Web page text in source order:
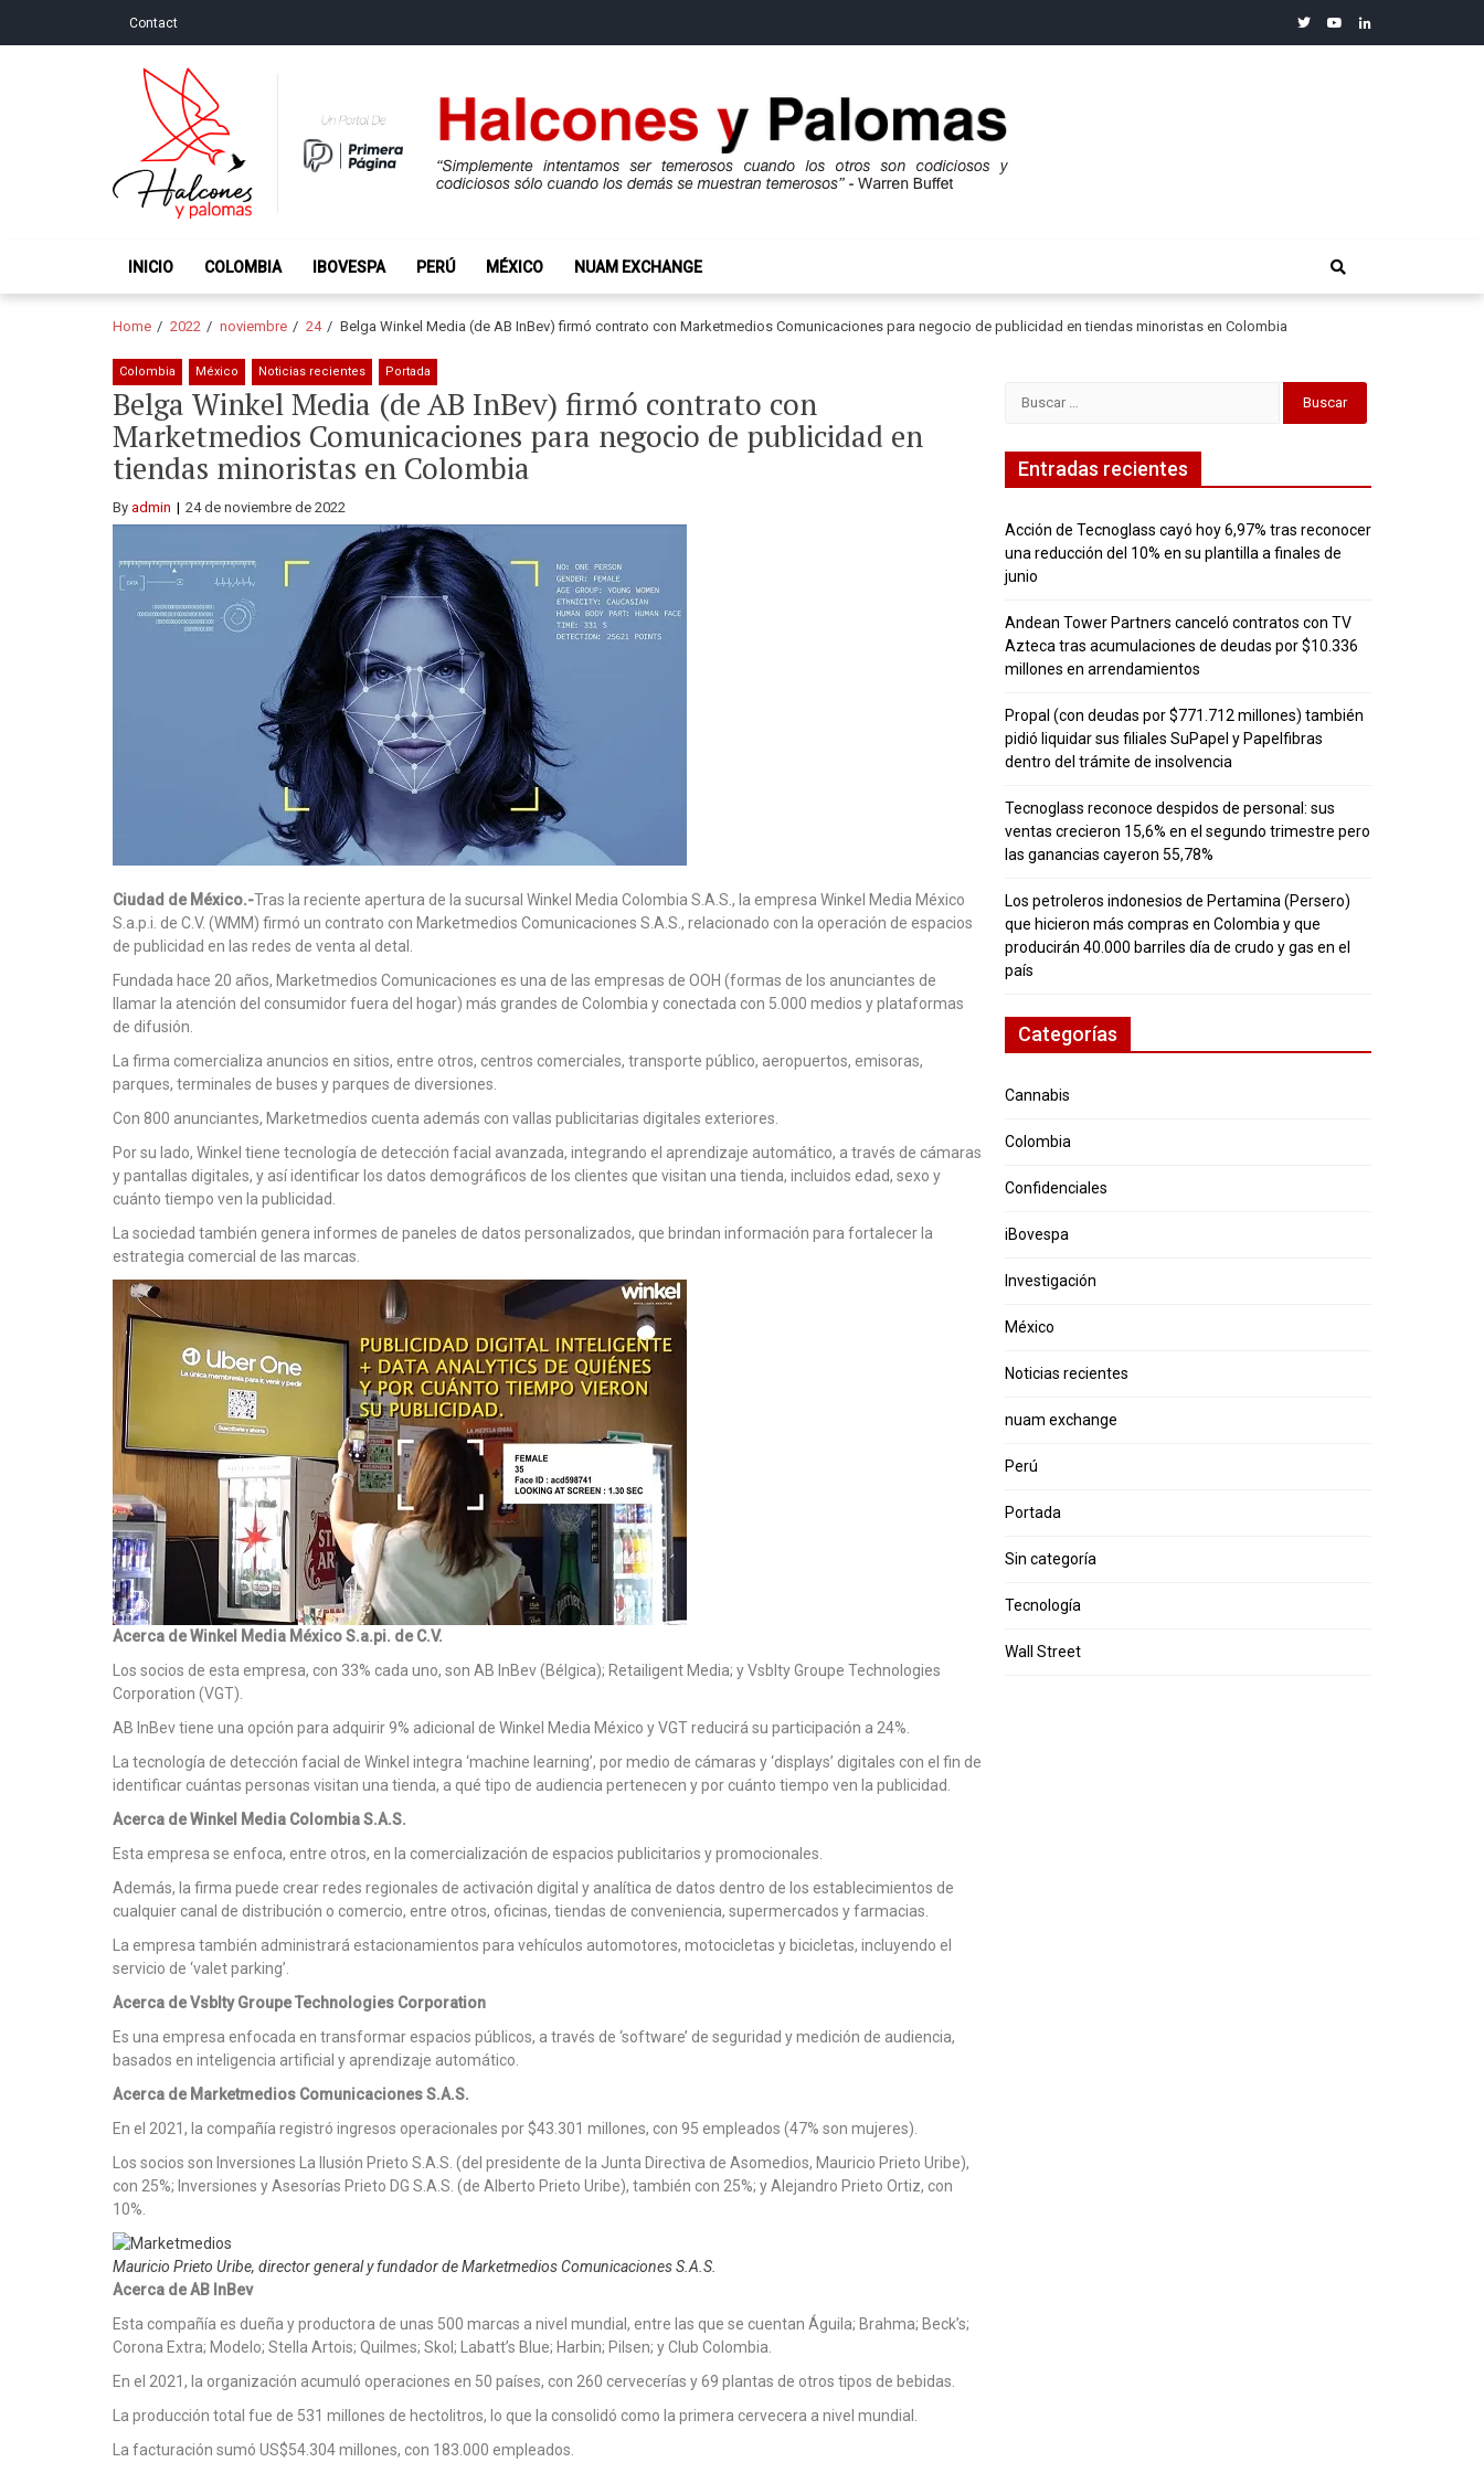
Contact twitteryoutubelinkedin
Halcones y Palomas
INICIO COLOMBIA IBOVESPA PERÚ MÉXICO NUAM EXCHANGE
Home 2022 noviembre 24 Belga Winkel Media (de AB InBev) firmó contrato con Marketmedios Comunicaciones para negocio de publicidad en tiendas minoristas en Colombia
Colombia México Noticias recientes Portada
Belga Winkel Media (de AB InBev) firmó contrato con
Marketmedios Comunicaciones para negocio de publicidad en
tiendas minoristas en Colombia
By admin 24 de noviembre de 2022
Ciudad de México.-Tras la reciente apertura de la sucursal Winkel Media Colombia S.A.S., la empresa Winkel Media México
S.a.p.i. de C.V. (WMM) firmó un contrato con Marketmedios Comunicaciones S.A.S., relacionado con la operación de espacios
de publicidad en las redes de venta al detal.
Fundada hace 20 años, Marketmedios Comunicaciones es una de las empresas de OOH (formas de los anunciantes de
llamar la atención del consumidor fuera del hogar) más grandes de Colombia y conectada con 5.000 medios y plataformas
de difusión.
La firma comercializa anuncios en sitios, entre otros, centros comerciales, transporte público, aeropuertos, emisoras,
parques, terminales de buses y parques de diversiones.
Con 800 anunciantes, Marketmedios cuenta además con vallas publicitarias digitales exteriores.
Por su lado, Winkel tiene tecnología de detección facial avanzada, integrando el aprendizaje automático, a través de cámaras
y pantallas digitales, y así identificar los datos demográficos de los clientes que visitan una tienda, incluidos edad, sexo y
cuánto tiempo ven la publicidad.
La sociedad también genera informes de paneles de datos personalizados, que brindan información para fortalecer la
estrategia comercial de las marcas.
Acerca de Winkel Media México S.a.pi. de C.V.
Los socios de esta empresa, con 33% cada uno, son AB InBev (Bélgica); Retailigent Media; y Vsblty Groupe Technologies
Corporation (VGT).
AB InBev tiene una opción para adquirir 9% adicional de Winkel Media México y VGT reducirá su participación a 24%.
La tecnología de detección facial de Winkel integra ‘machine learning’, por medio de cámaras y ‘displays’ digitales con el fin de
identificar cuántas personas visitan una tienda, a qué tipo de audiencia pertenecen y por cuánto tiempo ven la publicidad.
Acerca de Winkel Media Colombia S.A.S.
Esta empresa se enfoca, entre otros, en la comercialización de espacios publicitarios y promocionales.
Además, la firma puede crear redes regionales de activación digital y analítica de datos dentro de los establecimientos de
cualquier canal de distribución o comercio, entre otros, oficinas, tiendas de conveniencia, supermercados y farmacias.
La empresa también administrará estacionamientos para vehículos automotores, motocicletas y bicicletas, incluyendo el
servicio de ‘valet parking’.
Acerca de Vsblty Groupe Technologies Corporation
Es una empresa enfocada en transformar espacios públicos, a través de ‘software’ de seguridad y medición de audiencia,
basados en inteligencia artificial y aprendizaje automático.
Acerca de Marketmedios Comunicaciones S.A.S.
En el 2021, la compañía registró ingresos operacionales por $43.301 millones, con 95 empleados (47% son mujeres).
Los socios son Inversiones La Ilusión Prieto S.A.S. (del presidente de la Junta Directiva de Asomedios, Mauricio Prieto Uribe),
con 25%; Inversiones y Asesorías Prieto DG S.A.S. (de Alberto Prieto Uribe), también con 25%; y Alejandro Prieto Ortiz, con
10%.
Mauricio Prieto Uribe, director general y fundador de Marketmedios Comunicaciones S.A.S.
Acerca de AB InBev
Esta compañía es dueña y productora de unas 500 marcas a nivel mundial, entre las que se cuentan Águila; Brahma; Beck’s;
Corona Extra; Modelo; Stella Artois; Quilmes; Skol; Labatt’s Blue; Harbin; Pilsen; y Club Colombia.
En el 2021, la organización acumuló operaciones en 50 países, con 260 cervecerías y 69 plantas de otros tipos de bebidas.
La producción total fue de 531 millones de hectolitros, lo que la consolidó como la primera cervecera a nivel mundial.
La facturación sumó US$54.304 millones, con 183.000 empleados.
Entradas recientes
Acción de Tecnoglass cayó hoy 6,97% tras reconocer
una reducción del 10% en su plantilla a finales de
junio
Andean Tower Partners canceló contratos con TV
Azteca tras acumulaciones de deudas por $10.336
millones en arrendamientos
Propal (con deudas por $771.712 millones) también
pidió liquidar sus filiales SuPapel y Papelfibras
dentro del trámite de insolvencia
Tecnoglass reconoce despidos de personal: sus
ventas crecieron 15,6% en el segundo trimestre pero
las ganancias cayeron 55,78%
Los petroleros indonesios de Pertamina (Persero)
que hicieron más compras en Colombia y que
producirán 40.000 barriles día de crudo y gas en el
país
Categorías
Cannabis
Colombia
Confidenciales
iBovespa
Investigación
México
Noticias recientes
nuam exchange
Perú
Portada
Sin categoría
Tecnología
Wall Street